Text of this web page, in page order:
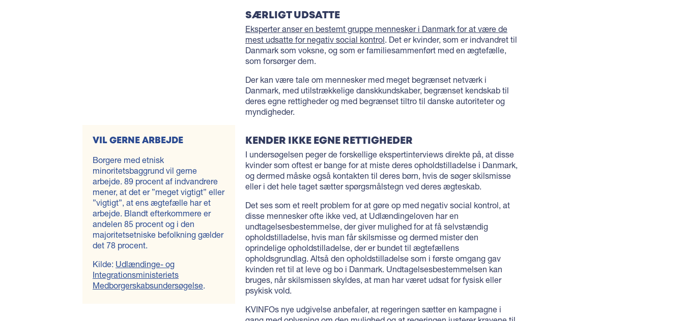
SÆRLIGT UDSATTE
Eksperter anser en bestemt gruppe mennesker i Danmark for at være de
mest udsatte for negativ social kontrol. Det er kvinder, som er indvandret til
Danmark som voksne, og som er familiesammenført med en ægtefælle,
som forsørger dem.
Der kan være tale om mennesker med meget begrænset netværk i
Danmark, med utilstrækkelige danskkundskaber, begrænset kendskab til
deres egne rettigheder og med begrænset tiltro til danske autoriteter og
myndigheder.
VIL GERNE ARBEJDE
Borgere med etnisk
minoritetsbaggrund vil gerne
arbejde. 89 procent af indvandrere
mener, at det er ”meget vigtigt” eller
”vigtigt”, at ens ægtefælle har et
arbejde. Blandt efterkommere er
andelen 85 procent og i den
majoritetsetniske befolkning gælder
det 78 procent.
Kilde: Udlændinge- og
Integrationsministeriets
Medborgerskabsundersøgelse.
KENDER IKKE EGNE RETTIGHEDER
I undersøgelsen peger de forskellige ekspertinterviews direkte på, at disse
kvinder som oftest er bange for at miste deres opholdstilladelse i Danmark,
og dermed måske også kontakten til deres børn, hvis de søger skilsmisse
eller i det hele taget sætter spørgsmålstegn ved deres ægteskab.
Det ses som et reelt problem for at gøre op med negativ social kontrol, at
disse mennesker ofte ikke ved, at Udlændingeloven har en
undtagelsesbestemmelse, der giver mulighed for at få selvstændig
opholdstilladelse, hvis man får skilsmisse og dermed mister den
oprindelige opholdstilladelse, der er bundet til ægtefællens
opholdsgrundlag. Altså den opholdstilladelse som i første omgang gav
kvinden ret til at leve og bo i Danmark. Undtagelsesbestemmelsen kan
bruges, når skilsmissen skyldes, at man har været udsat for fysisk eller
psykisk vold.
KVINFOs nye udgivelse anbefaler, at regeringen sætter en kampagne i